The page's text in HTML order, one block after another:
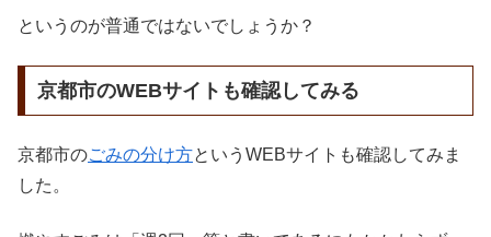
というのが普通ではないでしょうか？
京都市のWEBサイトも確認してみる
京都市のごみの分け方というWEBサイトも確認してみま
した。